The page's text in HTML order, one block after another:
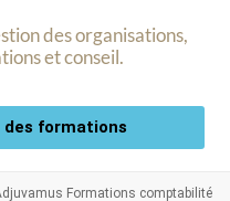
des organisations,
et conseil.
formations
Formations comptabilité